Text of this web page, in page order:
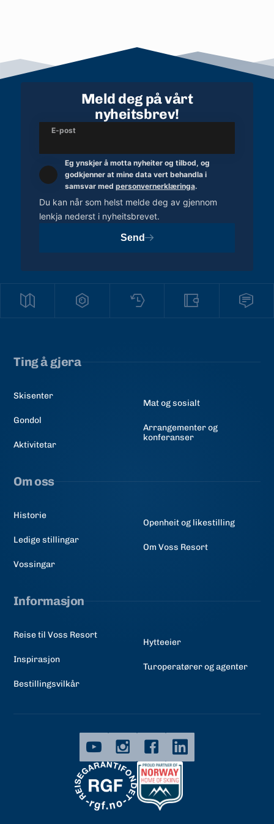
Meld deg på vårt
nyheitsbrev!
E-post
Eg ynskjer å motta nyheiter og tilbod, og
godkjenner at mine data vert behandla i
samsvar med personvernerklæringa.
Du kan når som helst melde deg av gjennom
lenkja nederst i nyheitsbrevet.
Send
Ting å gjera
Skisenter
Gondol
Aktivitetar
Mat og sosialt
Arrangementer og
konferanser
Om oss
Historie
Ledige stillingar
Vossingar
Openheit og likestilling
Om Voss Resort
Informasjon
Reise til Voss Resort
Inspirasjon
Bestillingsvilkår
Hytteeier
Turoperatører og agenter